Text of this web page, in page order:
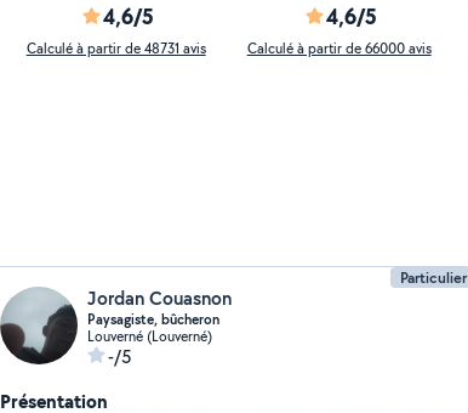
4,6/5
Calculé à partir de 48731 avis
4,6/5
Calculé à partir de 66000 avis
Particulier
Jordan Couasnon
Paysagiste, bûcheron
Louverné (Louverné)
-/5
Présentation